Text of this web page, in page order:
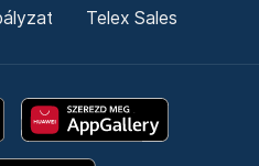
Telex Sales